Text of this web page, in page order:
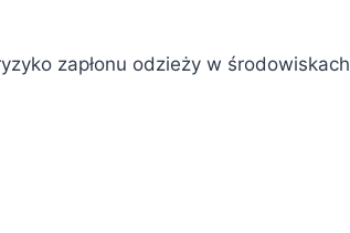
zapłonu odzieży w środowiskach